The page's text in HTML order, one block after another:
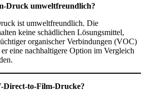
Druck umweltfreundlich?
ist umweltfreundlich. Die
keine schädlichen Lösungsmittel,
organischer Verbindungen (VOC)
eine nachhaltigere Option im Vergleich
Direct-to-Film-Drucke?